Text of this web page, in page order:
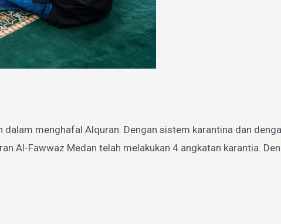
menghafal Alquran. Dengan sistem karantina dan
Al-Fawwaz Medan telah melakukan 4 angkatan karantia.